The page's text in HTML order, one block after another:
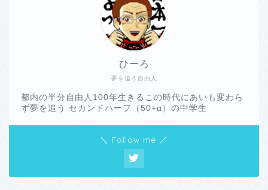
夢を追う自由人
ひーろ
都内の半分自由人100年生きるこの時代にあいも変わら
ず夢を追う セカンドハーフ（50+α）の中学生
＼ Follow me ／